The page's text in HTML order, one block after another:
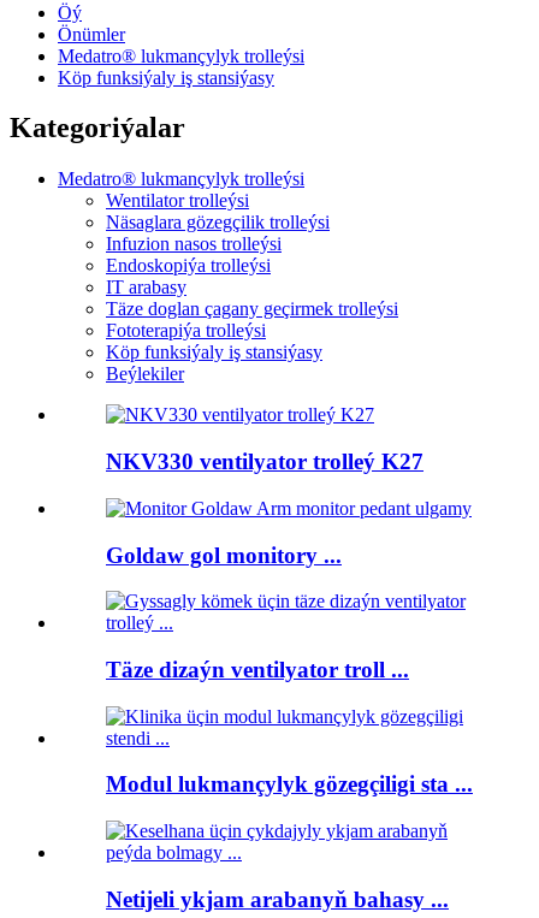
Öý
Önümler
Medatro® lukmançylyk trolleýsi
Köp funksiýaly iş stansiýasy
Kategoriýalar
Medatro® lukmançylyk trolleýsi
Wentilator trolleýsi
Näsaglara gözegçilik trolleýsi
Infuzion nasos trolleýsi
Endoskopiýa trolleýsi
IT arabasy
Täze doglan çagany geçirmek trolleýsi
Fototerapiýa trolleýsi
Köp funksiýaly iş stansiýasy
Beýlekiler
NKV330 ventilyator trolleý K27
Goldaw gol monitory ...
Täze dizaýn ventilyator troll ...
Modul lukmançylyk gözegçiligi sta ...
Netijeli ykjam arabanyň bahasy ...